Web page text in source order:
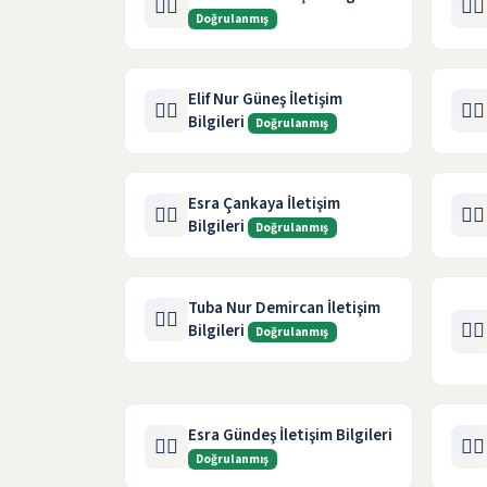
🧑‍⚖️ Doğrulanmış 🧑‍⚖️
🧑‍⚖️ Elif Nur Güneş İletişim
Bilgileri
Doğrulanmış 🧑‍⚖️
🧑‍⚖️ Esra Çankaya İletişim
Bilgileri
Doğrulanmış 🧑‍⚖️
🧑‍⚖️ Tuba Nur Demircan İletişim
Bilgileri
Doğrulanmış 🧑‍⚖️
🧑‍⚖️ Esra Gündeş İletişim Bilgileri
Doğrulanmış 🧑‍⚖️